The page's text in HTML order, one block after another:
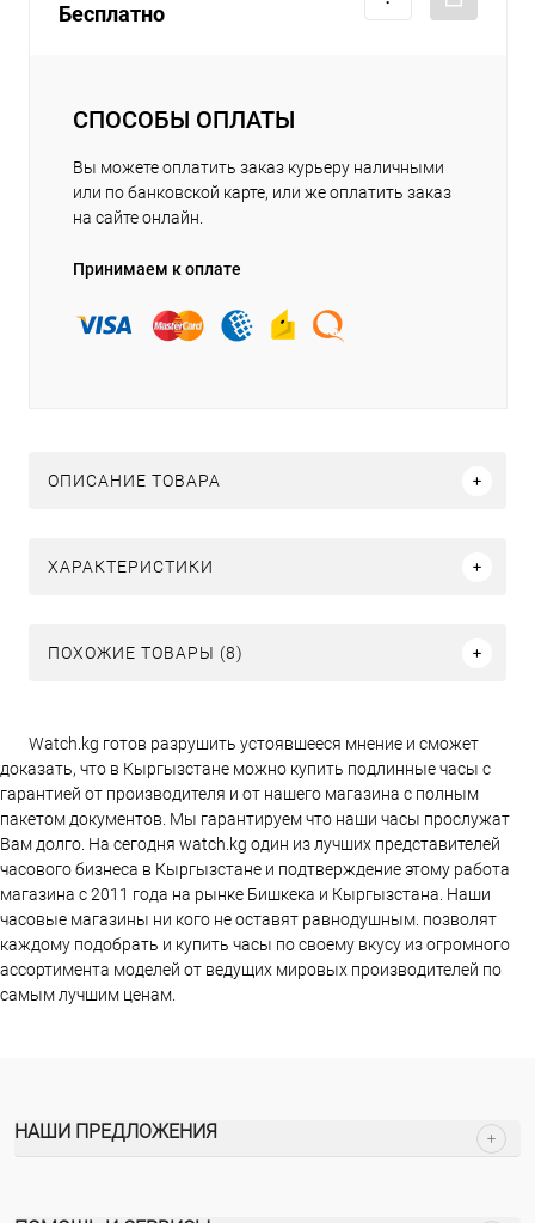
Бесплатно
СПОСОБЫ ОПЛАТЫ
Вы можете оплатить заказ курьеру наличными
или по банковской карте, или же оплатить заказ
на сайте онлайн.
Принимаем к оплате
ОПИСАНИЕ ТОВАРА
ХАРАКТЕРИСТИКИ
ПОХОЖИЕ ТОВАРЫ (8)
Watch.kg готов разрушить устоявшееся мнение и сможет
доказать, что в Кыргызстане можно купить подлинные часы с
гарантией от производителя и от нашего магазина с полным
пакетом документов. Мы гарантируем что наши часы прослужат
Вам долго. На сегодня watch.kg один из лучших представителей
часового бизнеса в Кыргызстане и подтверждение этому работа
магазина c 2011 года на рынке Бишкека и Кыргызстана. Наши
часовые магазины ни кого не оставят равнодушным. позволят
каждому подобрать и купить часы по своему вкусу из огромного
ассортимента моделей от ведущих мировых производителей по
самым лучшим ценам.
НАШИ ПРЕДЛОЖЕНИЯ